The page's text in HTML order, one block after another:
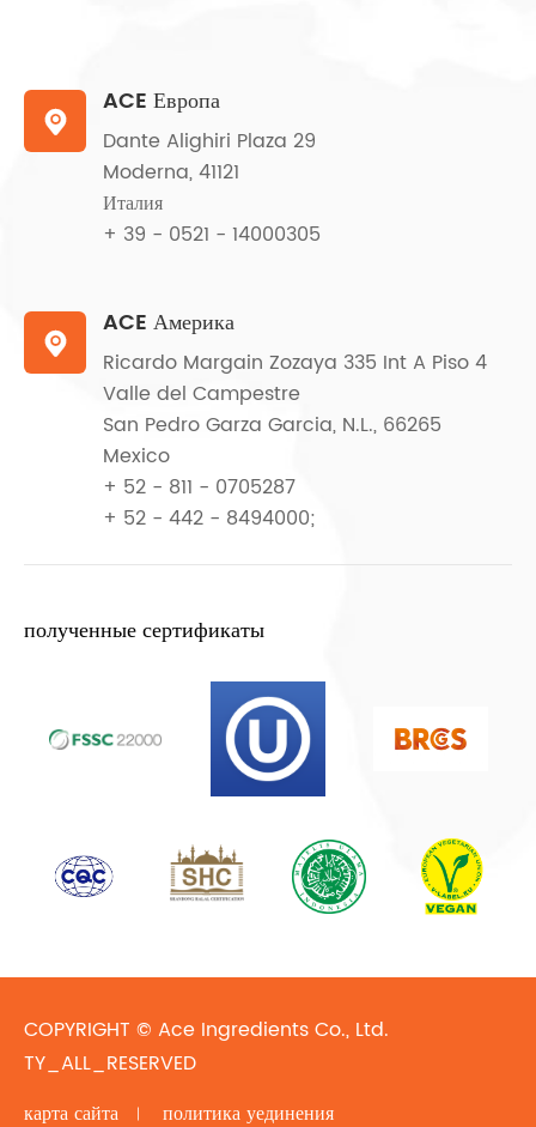

ACE Европа
Dante Alighiri Plaza 29
Moderna, 41121
Италия
+ 39 - 0521 - 14000305

ACE Америка
Ricardo Margain Zozaya 335 Int A Piso 4
Valle del Campestre
San Pedro Garza Garcia, N.L., 66265
Mexico
+ 52 - 811 - 0705287
+ 52 - 442 - 8494000;
полученные сертификаты
COPYRIGHT © Ace Ingredients Co., Ltd.
TY_ALL_RESERVED
карта сайта
политика уединения